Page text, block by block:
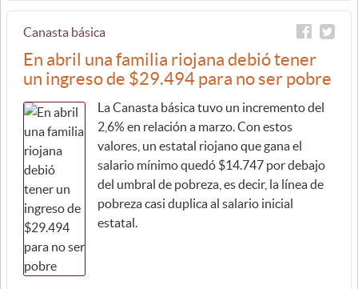
Canasta básica
En abril una familia riojana debió tener
un ingreso de $29.494 para no ser pobre
La Canasta básica tuvo un incremento del
2,6% en relación a marzo. Con estos
valores, un estatal riojano que gana el
salario mínimo quedó $14.747 por debajo
del umbral de pobreza, es decir, la línea de
pobreza casi duplica al salario inicial
estatal.